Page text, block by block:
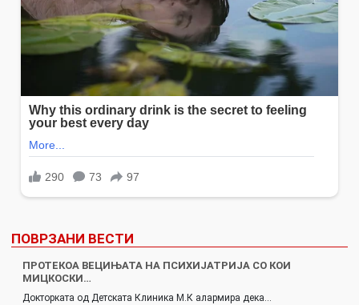
ПОВРЗАНИ ВЕСТИ
ПРОТЕКОА ВЕЦИЊАТА НА ПСИХИЈАТРИЈА СО КОИ
МИЦКОСКИ…
Докторката од Детската Клиника М.К алармира дека…